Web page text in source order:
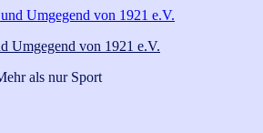
Umgegend von 1921 e.V.
als nur Sport